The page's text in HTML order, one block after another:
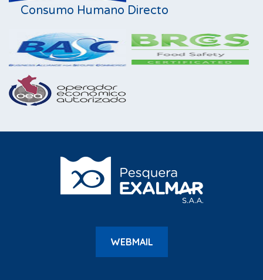
Consumo Humano Directo
WEBMAIL